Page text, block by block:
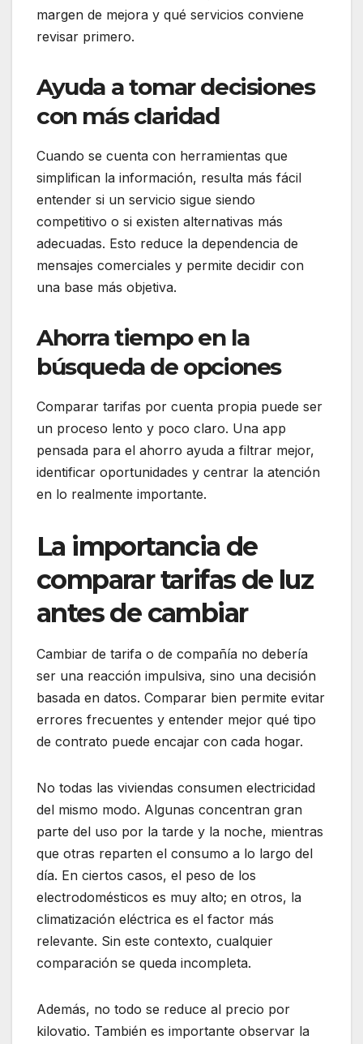
margen de mejora y qué servicios conviene
revisar primero.
Ayuda a tomar decisiones
con más claridad
Cuando se cuenta con herramientas que
simplifican la información, resulta más fácil
entender si un servicio sigue siendo
competitivo o si existen alternativas más
adecuadas. Esto reduce la dependencia de
mensajes comerciales y permite decidir con
una base más objetiva.
Ahorra tiempo en la
búsqueda de opciones
Comparar tarifas por cuenta propia puede ser
un proceso lento y poco claro. Una app
pensada para el ahorro ayuda a filtrar mejor,
identificar oportunidades y centrar la atención
en lo realmente importante.
La importancia de
comparar tarifas de luz
antes de cambiar
Cambiar de tarifa o de compañía no debería
ser una reacción impulsiva, sino una decisión
basada en datos. Comparar bien permite evitar
errores frecuentes y entender mejor qué tipo
de contrato puede encajar con cada hogar.
No todas las viviendas consumen electricidad
del mismo modo. Algunas concentran gran
parte del uso por la tarde y la noche, mientras
que otras reparten el consumo a lo largo del
día. En ciertos casos, el peso de los
electrodomésticos es muy alto; en otros, la
climatización eléctrica es el factor más
relevante. Sin este contexto, cualquier
comparación se queda incompleta.
Además, no todo se reduce al precio por
kilovatio. También es importante observar la